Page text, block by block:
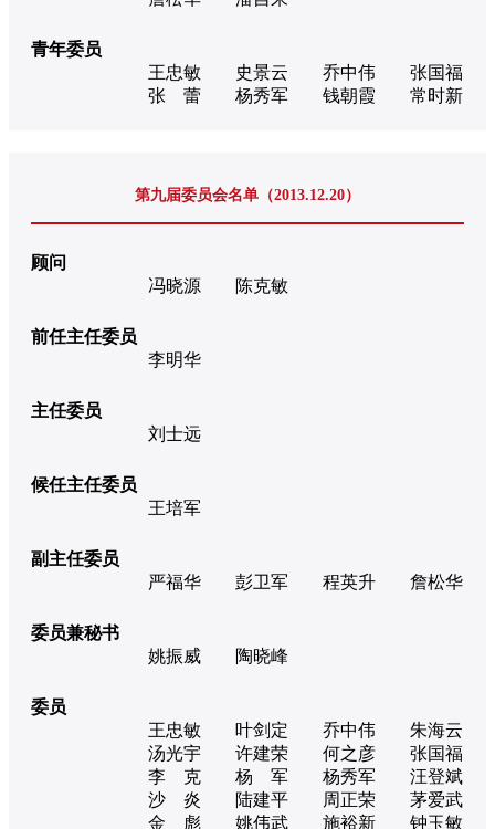
青年委员
王忠敏
史景云 乔中伟
张国福
张 蕾
杨秀军 钱朝霞 常时新
第九届委员会名单（2013.12.20）
顾问
冯晓源
陈克敏
前任主任委员
李明华
主任委员
刘士远
候任主任委员
王培军
副主任委员
严福华
彭卫军 程英升 詹松华
委员兼秘书
姚振威
陶晓峰
委员
王忠敏
叶剑定 乔中伟
朱海云
汤光宇
许建荣 何之彦
张国福
李 克
杨 军 杨秀军
汪登斌
沙 炎
陆建平 周正荣
茅爱武
金 彪
姚伟武 施裕新
钟玉敏